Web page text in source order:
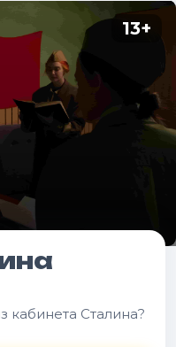
13+
кабинета Сталина?